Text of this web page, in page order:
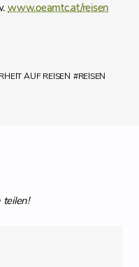
AUF REISEN #REISEN
www.oeamtc.at/reisen